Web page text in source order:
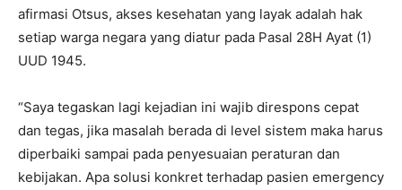
afirmasi Otsus, akses kesehatan yang layak adalah hak
setiap warga negara yang diatur pada Pasal 28H Ayat (1)
UUD 1945.
“Saya tegaskan lagi kejadian ini wajib direspons cepat
dan tegas, jika masalah berada di level sistem maka harus
diperbaiki sampai pada penyesuaian peraturan dan
kebijakan. Apa solusi konkret terhadap pasien emergency